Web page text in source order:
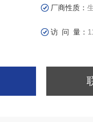
厂商性质：
访 问 量：